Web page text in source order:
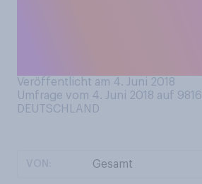
Veröffentlicht am 4. Juni 2018
Umfrage vom 4. Juni 2018 auf 9816
DEUTSCHLAND